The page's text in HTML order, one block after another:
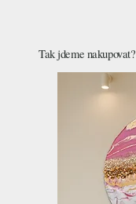
Tak jdeme nakupovat?